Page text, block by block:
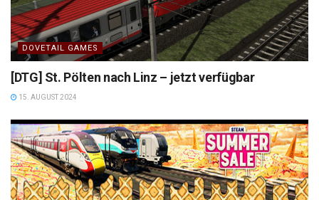
DOVETAIL GAMES
[DTG] St. Pölten nach Linz – jetzt verfügbar
15. AUGUST 2024